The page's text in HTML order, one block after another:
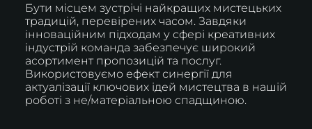
Бути місцем зустрічі найкращих мистецьких
традицій, перевірених часом. Завдяки
інноваційним підходам у сфері креативних
індустрій команда забезпечує широкий
асортимент пропозицій та послуг.
Використовуємо ефект синергії для
актуалізації ключових ідей мистецтва в нашій
роботі з не/матеріальною спадщиною.